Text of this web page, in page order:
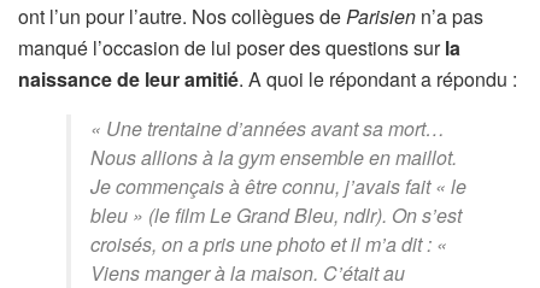
ont l’un pour l’autre. Nos collègues deParisien n’a pas
manqué l’occasion de lui poser des questions surla
naissance de leur amitié. A quoi le répondant a répondu :
« Une trentaine d’années avant sa mort…
Nous allions à la gym ensemble en maillot.
Je commençais à être connu, j’avais fait « le
bleu » (le film Le Grand Bleu, ndlr). On s’est
croisés, on a pris une photo et il m’a dit : «
Viens manger à la maison. C’était au